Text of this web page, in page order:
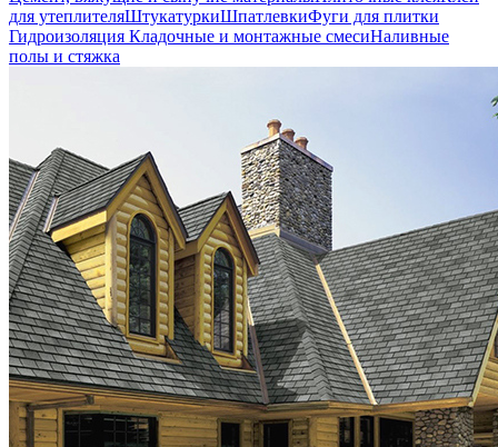
для утеплителяШтукатуркиШпатлевкиФуги для плитки
Гидроизоляция Кладочные и монтажные смесиНаливные
полы и стяжка